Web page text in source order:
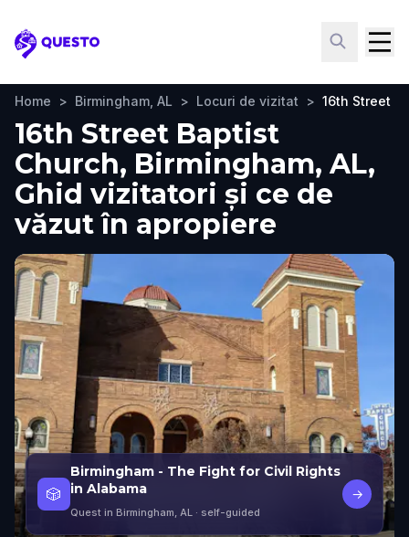
Questo
Home > Birmingham, AL > Locuri de vizitat > 16th Street
16th Street Baptist
Church, Birmingham, AL,
Ghid vizitatori și ce de
văzut în apropiere
🎲
Birmingham - The Fight for Civil Rights
in Alabama
Quest in Birmingham, AL · self-guided
→